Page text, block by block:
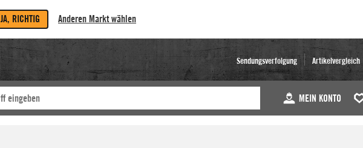
JA, RICHTIG Anderen Markt wählen
Sendungsverfolgung Artikelvergleich
MEIN KONTO